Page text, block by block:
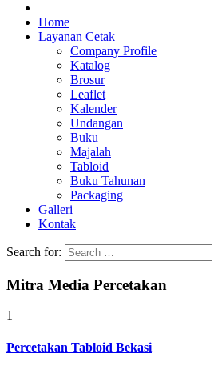
Jasa Cetak Online DMG Printing
Home
Layanan Cetak
Company Profile
Katalog
Brosur
Leaflet
Kalender
Undangan
Buku
Majalah
Tabloid
Buku Tahunan
Packaging
Galleri
Kontak
Search for:
Mitra Media Percetakan
1
Percetakan Tabloid Bekasi